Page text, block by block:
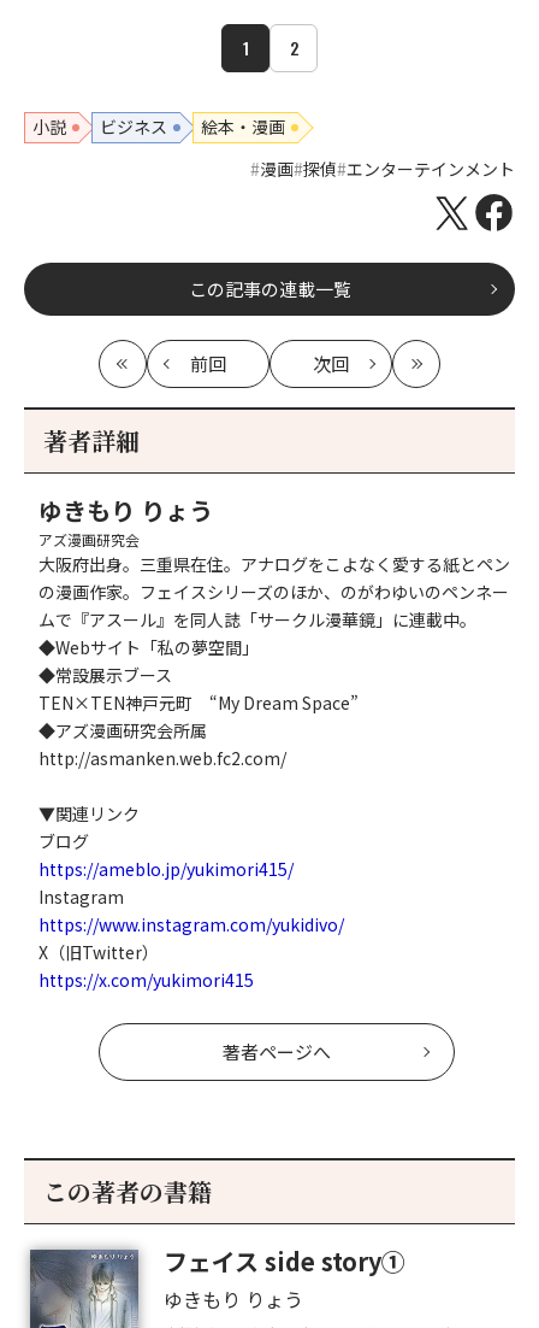
1 2
小説 ビジネス
絵本・漫画
漫画 探偵 エンターテインメント
この記事の連載一覧
最
初
前回
記
次回
記
最
新
著者詳細
ゆきもり りょう
アズ漫画研究会
大阪府出身。三重県在住。アナログをこよなく愛する紙とペン
の漫画作家。フェイスシリーズのほか、のがわゆいのペンネー
ムで『アスール』を同人誌「サークル漫華鏡」に連載中。
◆Webサイト「私の夢空間」
◆常設展示ブース
TEN×TEN神戸元町 “My Dream Space”
◆アズ漫画研究会所属
http://asmanken.web.fc2.com/
▼関連リンク
ブログ
https://ameblo.jp/yukimori415/
Instagram
https://www.instagram.com/yukidivo/
X（旧Twitter）
https://x.com/yukimori415
著者ページへ
この著者の書籍
フェイス side story①
ゆきもり りょう